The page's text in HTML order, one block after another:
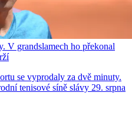
V grandslamech ho překonal
se vyprodaly za dvě minuty.
tenisové síně slávy 29. srpna